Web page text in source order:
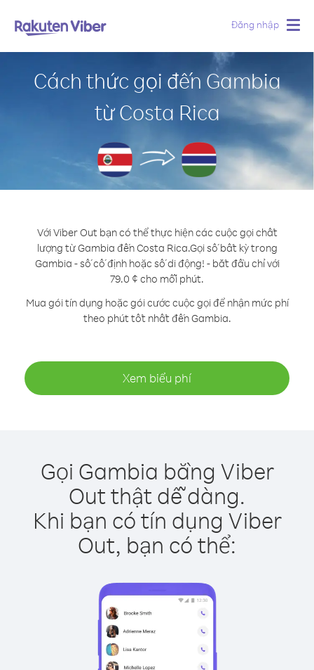
Đăng nhập
Cách thức gọi đến Gambia
từ Costa Rica
Với Viber Out bạn có thể thực hiện các cuộc gọi chất
lượng từ Gambia đến Costa Rica.Gọi số bất kỳ trong
Gambia - số cố định hoặc số di động! - bắt đầu chỉ với
79.0 ¢ cho mỗi phút.
Mua gói tín dụng hoặc gói cước cuộc gọi để nhận mức phí
theo phút tốt nhất đến Gambia.
Xem biểu phí
Gọi Gambia bằng Viber
Out thật dễ dàng.
Khi bạn có tín dụng Viber
Out, bạn có thể: